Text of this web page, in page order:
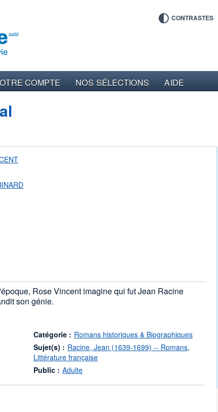
CONTRASTES
COMPTE NOS SÉLECTIONS AIDE
Rose Vincent imagine qui fut Jean Racine
son génie.
Catégorie : Romans historiques & Biographiques
Sujet(s) : Racine, Jean (1639-1699) -- Romans,
Littérature française
Public : Adulte